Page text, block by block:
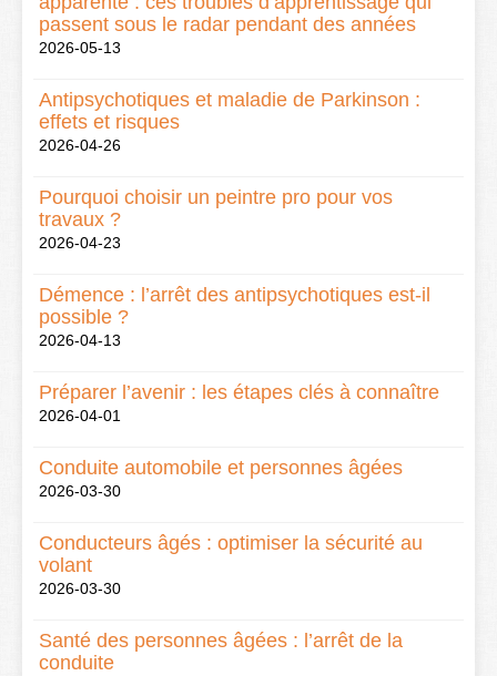
passent sous le radar pendant des années
2026-05-13
Antipsychotiques et maladie de Parkinson :
effets et risques
2026-04-26
Pourquoi choisir un peintre pro pour vos
travaux ?
2026-04-23
Démence : l’arrêt des antipsychotiques est-il
possible ?
2026-04-13
Préparer l’avenir : les étapes clés à connaître
2026-04-01
Conduite automobile et personnes âgées
2026-03-30
Conducteurs âgés : optimiser la sécurité au
volant
2026-03-30
Santé des personnes âgées : l’arrêt de la
conduite